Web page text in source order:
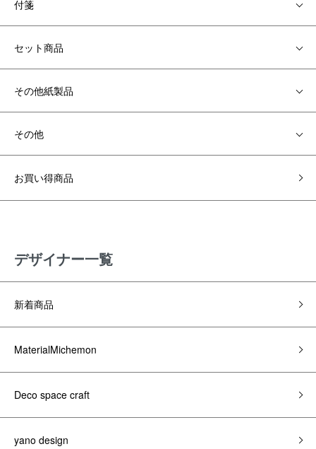
付箋
セット商品
その他紙製品
その他
お買い得商品
デザイナー一覧
新着商品
MaterialMichemon
Deco space craft
yano design